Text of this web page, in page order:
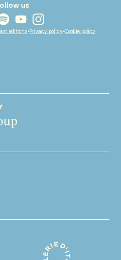
us
youtubeinstagram
editions•Privacy policy•Cookie policy